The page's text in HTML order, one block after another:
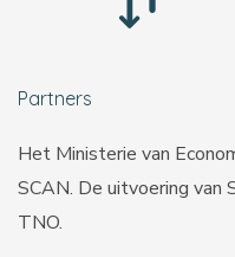
Partners
Het Ministerie van
SCAN. De uitvoering van
TNO.